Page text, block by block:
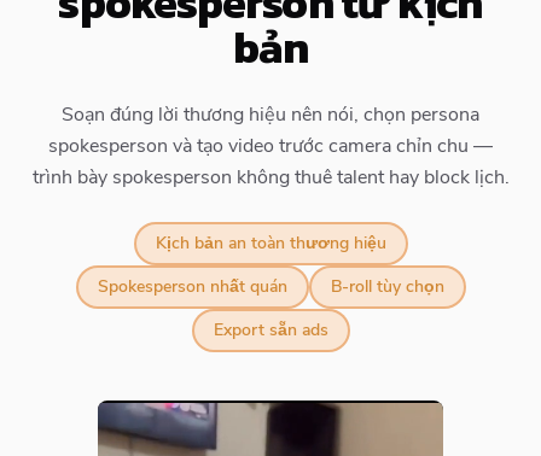
bản
Soạn đúng lời thương hiệu nên nói, chọn persona
spokesperson và tạo video trước camera chỉn chu —
trình bày spokesperson không thuê talent hay block lịch.
Kịch bản an toàn thương hiệu
Spokesperson nhất quán
B-roll tùy chọn
Export sẵn ads